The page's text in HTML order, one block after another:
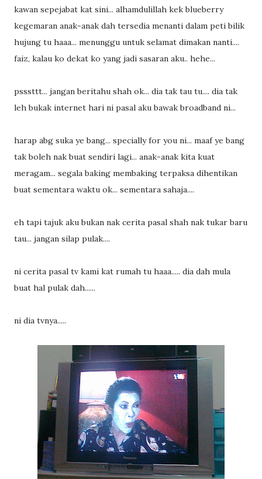
kawan sepejabat kat sini... alhamdulillah kek blueberry
kegemaran anak-anak dah tersedia menanti dalam peti bilik
hujung tu haaa... menunggu untuk selamat dimakan nanti....
faiz, kalau ko dekat ko yang jadi sasaran aku.. hehe...
psssttt... jangan beritahu shah ok... dia tak tau tu.... dia tak
leh bukak internet hari ni pasal aku bawak broadband ni...
harap abg suka ye bang... specially for you ni... maaf ye bang
tak boleh nak buat sendiri lagi... anak-anak kita kuat
meragam... segala baking membaking terpaksa dihentikan
buat sementara waktu ok... sementara sahaja....
eh tapi tajuk aku bukan nak cerita pasal shah nak tukar baru
tau... jangan silap pulak....
ni cerita pasal tv kami kat rumah tu haaa..... dia dah mula
buat hal pulak dah......
ni dia tvnya.....